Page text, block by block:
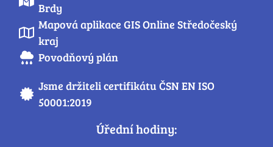
Brdy
Mapová aplikace GIS Online Středočeský
kraj
Povodňový plán
Jsme držiteli certifikátu ČSN EN ISO
50001:2019
Úřední hodiny: